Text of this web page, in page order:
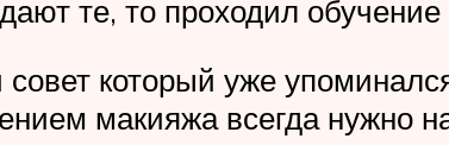
те, то проходил
который уже
макияжа всегда нужно